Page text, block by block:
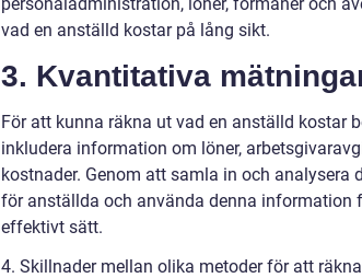
vad en anställd kostar på lång sikt.
3. Kvantitativa
För att kunna räkna ut vad en anställd kostar
inkludera information om löner,
kostnader. Genom att samla in och
för anställda och använda denna information
effektivt sätt.
4. Skillnader mellan olika metoder för att